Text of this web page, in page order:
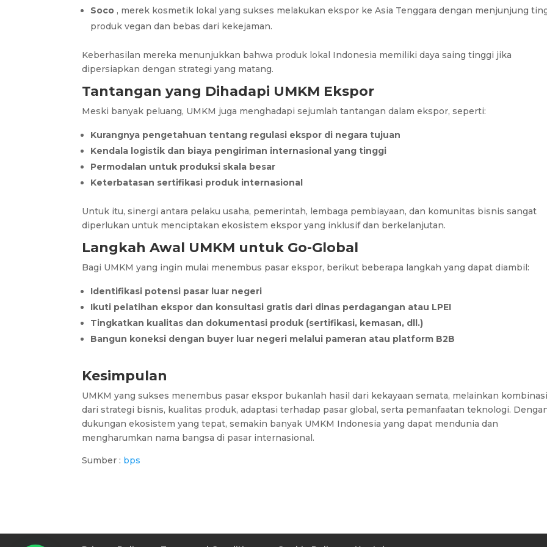
Soco , merek kosmetik lokal yang sukses melakukan ekspor ke Asia Tenggara dengan menjunjung
produk vegan dan bebas dari kekejaman.
Keberhasilan mereka menunjukkan bahwa produk lokal Indonesia memiliki daya saing tinggi jika
dipersiapkan dengan strategi yang matang.
Tantangan yang Dihadapi UMKM Ekspor
Meski banyak peluang, UMKM juga menghadapi sejumlah tantangan dalam ekspor, seperti:
Kurangnya pengetahuan tentang regulasi ekspor di negara tujuan
Kendala logistik dan biaya pengiriman internasional yang tinggi
Permodalan untuk produksi skala besar
Keterbatasan sertifikasi produk internasional
Untuk itu, sinergi antara pelaku usaha, pemerintah, lembaga pembiayaan, dan komunitas bisnis sangat
diperlukan untuk menciptakan ekosistem ekspor yang inklusif dan berkelanjutan.
Langkah Awal UMKM untuk Go-Global
Bagi UMKM yang ingin mulai menembus pasar ekspor, berikut beberapa langkah yang dapat diambil:
Identifikasi potensi pasar luar negeri
Ikuti pelatihan ekspor dan konsultasi gratis dari dinas perdagangan atau LPEI
Tingkatkan kualitas dan dokumentasi produk (sertifikasi, kemasan, dll.)
Bangun koneksi dengan buyer luar negeri melalui pameran atau platform B2B
Kesimpulan
UMKM yang sukses menembus pasar ekspor bukanlah hasil dari kekayaan semata, melainkan
dari strategi bisnis, kualitas produk, adaptasi terhadap pasar global, serta pemanfaatan teknologi.
dukungan ekosistem yang tepat, semakin banyak UMKM Indonesia yang dapat mendunia dan
mengharumkan nama bangsa di pasar internasional.
Sumber : bps